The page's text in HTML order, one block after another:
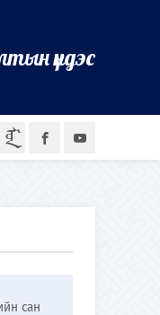
үндэс
ᠮᠣᠨ
сан